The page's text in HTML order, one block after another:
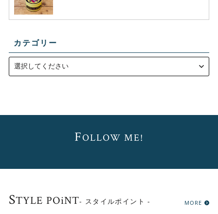
カテゴリー
FOLLOW ME!
STYLE POiNT- スタイルポイント - MORE